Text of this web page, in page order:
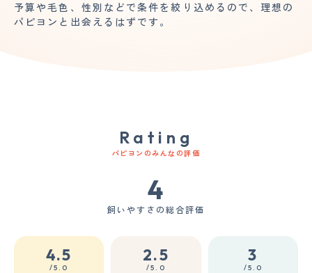
予算や毛色、性別などで条件を絞り込めるので、理想の
パピヨンと出会えるはずです。
Rating
パピヨンのみんなの評価
4
飼いやすさの総合評価
4.5
/5.0
2.5
/5.0
3
/5.0